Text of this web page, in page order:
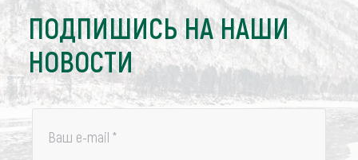
ПОДПИШИСЬ НА НАШИ
НОВОСТИ
Ваш e-mail *